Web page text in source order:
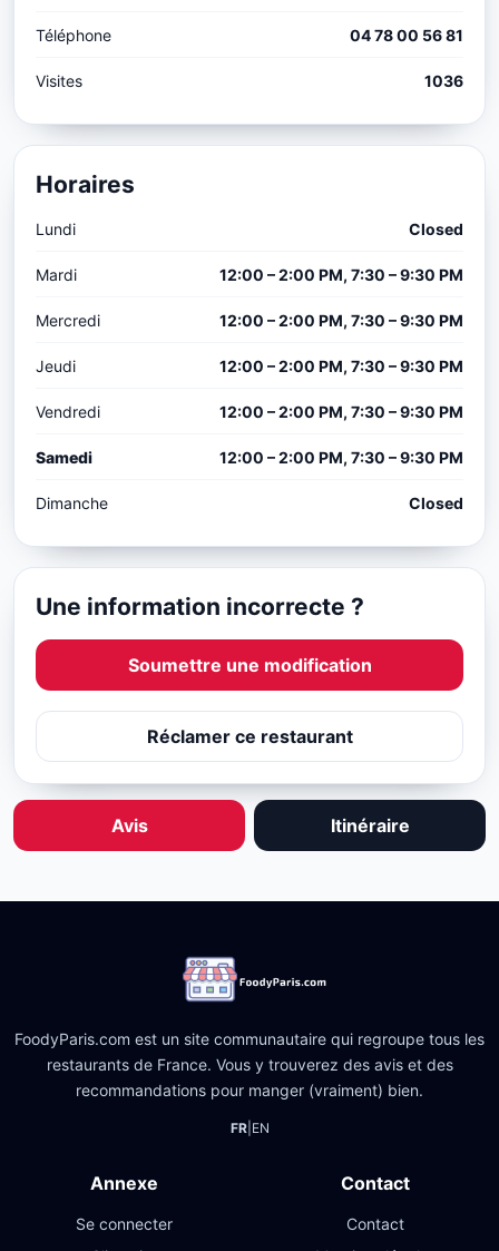
Téléphone 04 78 00 56 81
Visites 1036
Horaires
Lundi Closed
Mardi 12:00 – 2:00 PM, 7:30 – 9:30 PM
Mercredi 12:00 – 2:00 PM, 7:30 – 9:30 PM
Jeudi 12:00 – 2:00 PM, 7:30 – 9:30 PM
Vendredi 12:00 – 2:00 PM, 7:30 – 9:30 PM
Samedi 12:00 – 2:00 PM, 7:30 – 9:30 PM
Dimanche Closed
Une information incorrecte ?
Soumettre une modification
Réclamer ce restaurant
Avis Itinéraire
FoodyParis.com est un site communautaire qui regroupe tous les
restaurants de France. Vous y trouverez des avis et des
recommandations pour manger (vraiment) bien.
FR| EN
Annexe
Se connecter
Contact
Contact